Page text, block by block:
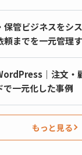
保管ビジネスをシ
頼までを一元管理
｜注文・
で一元化した事例
もっと見る